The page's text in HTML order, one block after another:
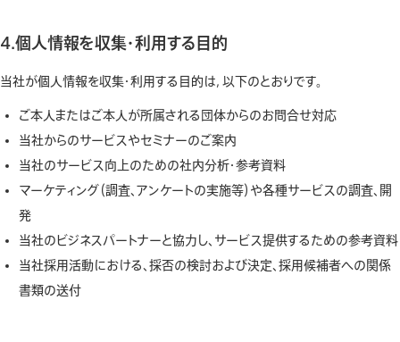
4.個人情報を収集・利用する目的
当社が個人情報を収集・利用する目的は，以下のとおりです。
ご本人またはご本人が所属される団体からのお問合せ対応
当社からのサービスやセミナーのご案内
当社のサービス向上のための社内分析・参考資料
マーケティング（調査、アンケートの実施等）や各種サービスの調査、開
発
当社のビジネスパートナーと協力し、サービス提供するための参考資料
当社採用活動における、採否の検討および決定、採用候補者への関係
書類の送付